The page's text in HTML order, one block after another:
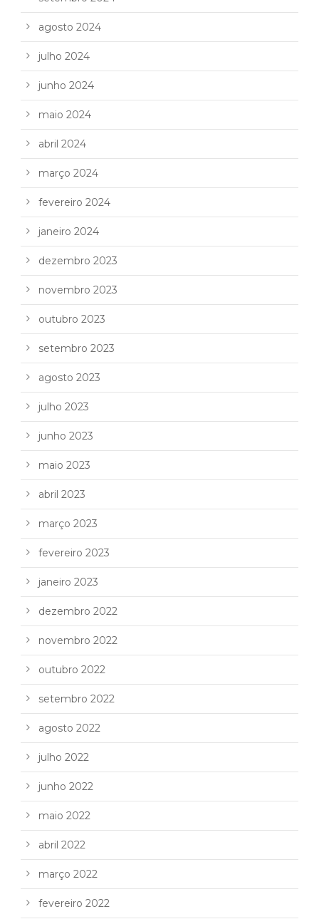
agosto 2024
julho 2024
junho 2024
maio 2024
abril 2024
março 2024
fevereiro 2024
janeiro 2024
dezembro 2023
novembro 2023
outubro 2023
setembro 2023
agosto 2023
julho 2023
junho 2023
maio 2023
abril 2023
março 2023
fevereiro 2023
janeiro 2023
dezembro 2022
novembro 2022
outubro 2022
setembro 2022
agosto 2022
julho 2022
junho 2022
maio 2022
abril 2022
março 2022
fevereiro 2022